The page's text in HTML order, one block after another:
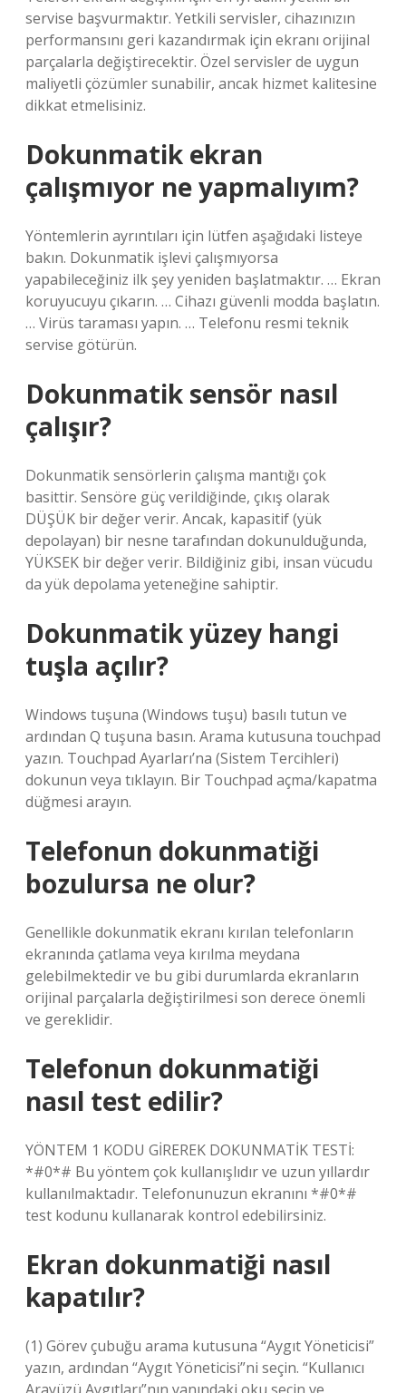
servise başvurmaktır. Yetkili servisler, cihazınızın
performansını geri kazandırmak için ekranı orijinal
parçalarla değiştirecektir. Özel servisler de uygun
maliyetli çözümler sunabilir, ancak hizmet kalitesine
dikkat etmelisiniz.
Dokunmatik ekran
çalışmıyor ne yapmalıyım?
Yöntemlerin ayrıntıları için lütfen aşağıdaki listeye
bakın. Dokunmatik işlevi çalışmıyorsa
yapabileceğiniz ilk şey yeniden başlatmaktır. … Ekran
koruyucuyu çıkarın. … Cihazı güvenli modda başlatın.
… Virüs taraması yapın. … Telefonu resmi teknik
servise götürün.
Dokunmatik sensör nasıl
çalışır?
Dokunmatik sensörlerin çalışma mantığı çok
basittir. Sensöre güç verildiğinde, çıkış olarak
DÜŞÜK bir değer verir. Ancak, kapasitif (yük
depolayan) bir nesne tarafından dokunulduğunda,
YÜKSEK bir değer verir. Bildiğiniz gibi, insan vücudu
da yük depolama yeteneğine sahiptir.
Dokunmatik yüzey hangi
tuşla açılır?
Windows tuşuna (Windows tuşu) basılı tutun ve
ardından Q tuşuna basın. Arama kutusuna touchpad
yazın. Touchpad Ayarları’na (Sistem Tercihleri)
dokunun veya tıklayın. Bir Touchpad açma/kapatma
düğmesi arayın.
Telefonun dokunmatiği
bozulursa ne olur?
Genellikle dokunmatik ekranı kırılan telefonların
ekranında çatlama veya kırılma meydana
gelebilmektedir ve bu gibi durumlarda ekranların
orijinal parçalarla değiştirilmesi son derece önemli
ve gereklidir.
Telefonun dokunmatiği
nasıl test edilir?
YÖNTEM 1 KODU GİREREK DOKUNMATİK TESTİ:
*#0*# Bu yöntem çok kullanışlıdır ve uzun yıllardır
kullanılmaktadır. Telefonunuzun ekranını *#0*#
test kodunu kullanarak kontrol edebilirsiniz.
Ekran dokunmatiği nasıl
kapatılır?
(1) Görev çubuğu arama kutusuna “Aygıt Yöneticisi”
yazın, ardından “Aygıt Yöneticisi”ni seçin. “Kullanıcı